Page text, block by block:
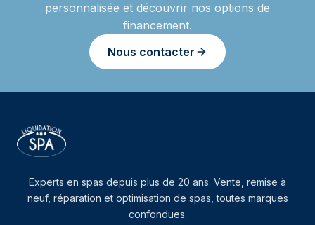
personnalisée et découvrir nos options de
financement.
Nous contacter
Experts en spas depuis plus de 20 ans. Vente, remise à
neuf, réparation et optimisation de spas, toutes marques
confondues.